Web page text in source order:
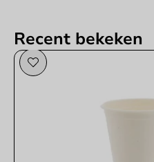
Recent bekeken